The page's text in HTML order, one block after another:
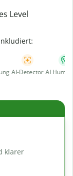
Level
AI-Detector AI
klarer